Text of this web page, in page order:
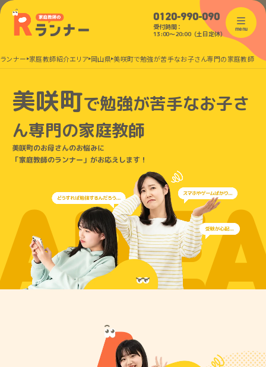
0120-990-090
受付時間：
13:00〜20:00（土日定休）
menu
ンナー 家庭教師紹介エリア 岡山県 美咲町で勉強が苦手なお子さん専門の家庭教師
美咲町で勉強が苦手なお子さ
ん専門の家庭教師
美咲町のお母さんのお悩みに
「家庭教師のランナー」がお応えします！